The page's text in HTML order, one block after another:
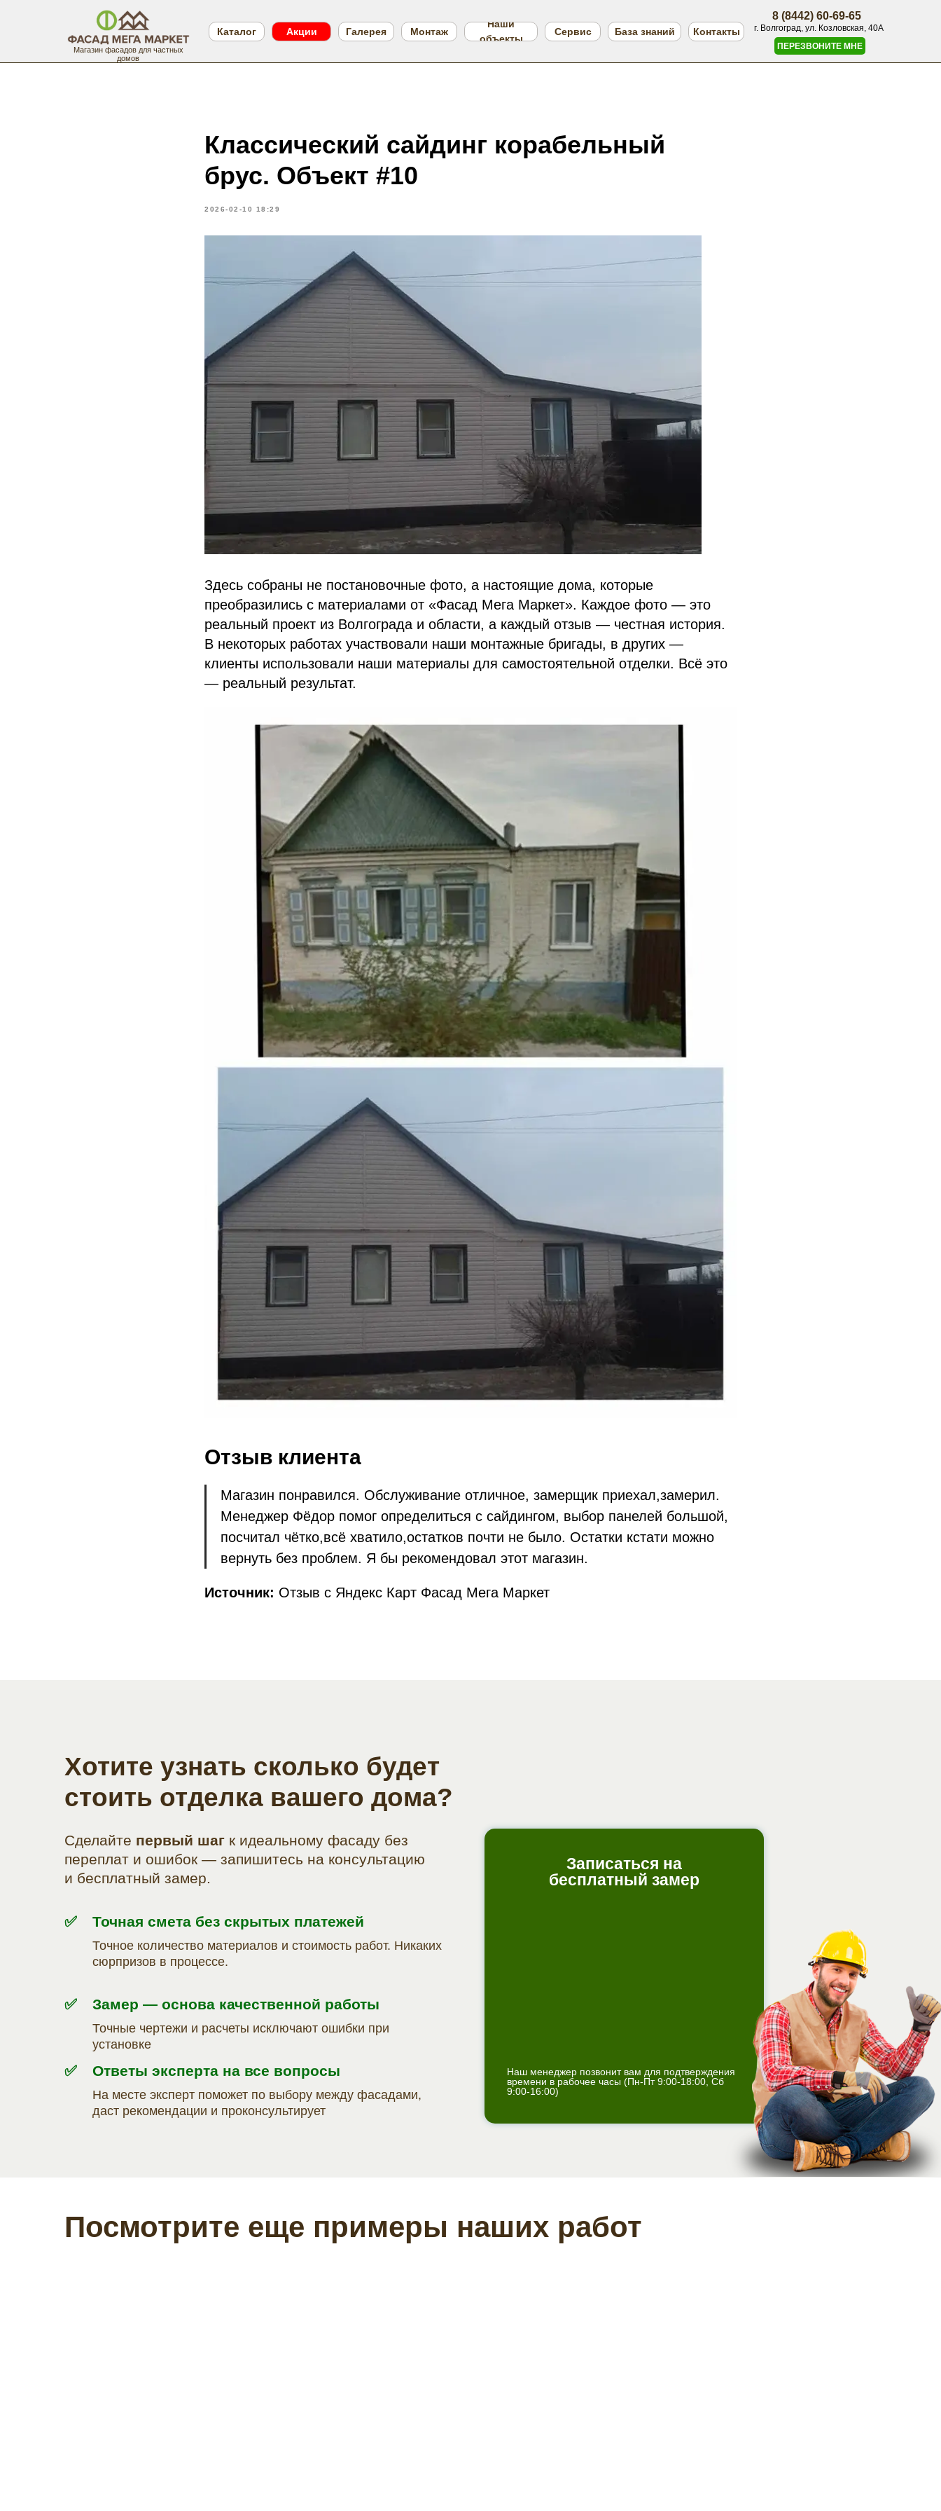
ПЕРЕЗВОНИТЕ МНЕ
Магазин фасадов для частных
домов
г. Волгоград, ул. Козловская, 40А
8 (8442) 60-69-65
Наши
объекты
Контакты
Галерея
Каталог База знаний
Акции Монтаж Сервис
Классический сайдинг корабельный
брус. Объект #10
2026-02-10 18:29
Здесь собраны не постановочные фото, а настоящие дома, которые
преобразились с материалами от «Фасад Мега Маркет». Каждое фото — это
реальный проект из Волгограда и области, а каждый отзыв — честная история.
В некоторых работах участвовали наши монтажные бригады, в других —
клиенты использовали наши материалы для самостоятельной отделки. Всё это
— реальный результат.
Отзыв клиента
Магазин понравился. Обслуживание отличное, замерщик приехал,замерил.
Менеджер Фёдор помог определиться с сайдингом, выбор панелей большой,
посчитал чётко,всё хватило,остатков почти не было. Остатки кстати можно
вернуть без проблем. Я бы рекомендовал этот магазин.
Источник: Отзыв с Яндекс Карт Фасад Мега Маркет
Точное количество материалов и стоимость работ. Никаких
сюрпризов в процессе.
Точная смета без скрытых платежей
✅
✅
Точные чертежи и расчеты исключают ошибки при
установке
Замер — основа качественной работы
✅
На месте эксперт поможет по выбору между фасадами,
даст рекомендации и проконсультирует
Ответы эксперта на все вопросы
Записаться на
бесплатный замер
Хотите узнать сколько будет
стоить отделка вашего дома?
Наш менеджер позвонит вам для подтверждения
времени в рабочее часы (Пн-Пт 9:00-18:00, Сб
9:00-16:00)
Сделайте первый шаг к идеальному фасаду без
переплат и ошибок — запишитесь на консультацию
и бесплатный замер.
Посмотрите еще примеры наших работ